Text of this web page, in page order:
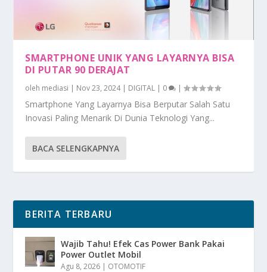
SMARTPHONE UNIK YANG LAYARNYA BISA
DI PUTAR 90 DERAJAT
oleh mediasi | Nov 23, 2024| DIGITAL | 0 |
Smartphone Yang Layarnya Bisa Berputar Salah Satu
Inovasi Paling Menarik Di Dunia Teknologi Yang...
BACA SELENGKAPNYA
BERITA TERBARU
Wajib Tahu! Efek Cas Power Bank Pakai
Power Outlet Mobil
Agu 8, 2026 | OTOMOTIF